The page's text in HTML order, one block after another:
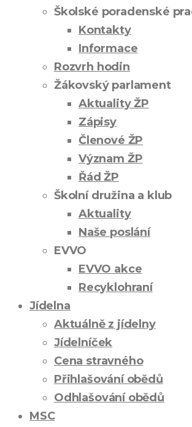
Školské poradenské
Kontakty
Informace
Rozvrh hodin
Žákovský parlament
Aktuality ŽP
Zápisy
Členové ŽP
Význam ŽP
Řád ŽP
Školní družina a klub
Aktuality
Naše poslání
EVVO
EVVO akce
Recyklohraní
Jídelna
Aktuálně z jídelny
Jídelníček
Cena stravného
Přihlašování obědů
Odhlašování obědů
MSC